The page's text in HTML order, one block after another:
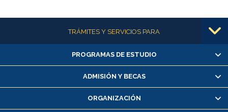
Más informaciónTRÁMITES Y SERVICIOS PARA
Alumnas/os y exalumnas/os
Matrícula en línea
Inscripción y cambio de asignaturas
Consulta y certificado de notas
PROGRAMAS DE ESTUDIO
ADMISIÓN Y BECAS
ORGANIZACIÓN